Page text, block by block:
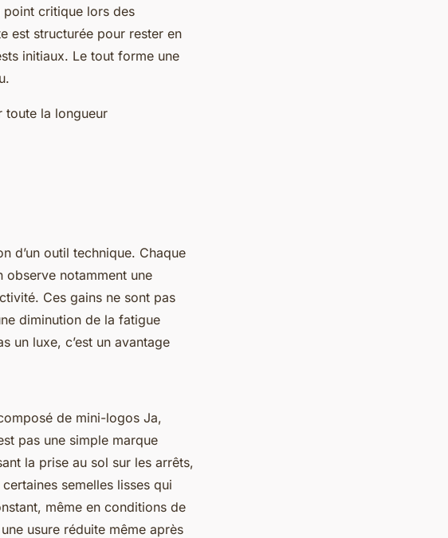
critique lors des
est structurée pour rester en
initiaux. Le tout forme une
toute la longueur
d’un outil technique. Chaque
observe notamment une
Ces gains ne sont pas
diminution de la fatigue
un luxe, c’est un avantage
de mini-logos Ja,
pas une simple marque
la prise au sol sur les arrêts,
semelles lisses qui
même en conditions de
usure réduite même après